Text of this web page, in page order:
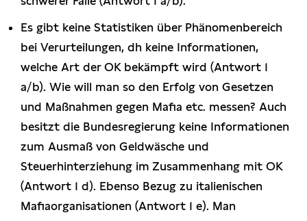
Es gibt keine Statistiken über Phänomenbereich
bei Verurteilungen, dh keine Informationen,
welche Art der OK bekämpft wird (Antwort 1
a/b). Wie will man so den Erfolg von Gesetzen
und Maßnahmen gegen Mafia etc. messen? Auch
besitzt die Bundesregierung keine Informationen
zum Ausmaß von Geldwäsche und
Steuerhinterziehung im Zusammenhang mit OK
(Antwort 1 d). Ebenso Bezug zu italienischen
Mafiaorganisationen (Antwort 1 e). Man